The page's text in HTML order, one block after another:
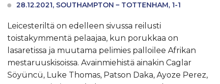
28.12.2021, SOUTHAMPTON – TOTTENHAM, 1-1
Leicesteriltä on edelleen sivussa reilusti
toistakymmentä pelaajaa, kun porukkaa on
lasaretissa ja muutama pelimies palloilee Afrikan
mestaruuskisoissa. Avainmiehistä ainakin Caglar
Söyüncü, Luke Thomas, Patson Daka, Ayoze Perez,